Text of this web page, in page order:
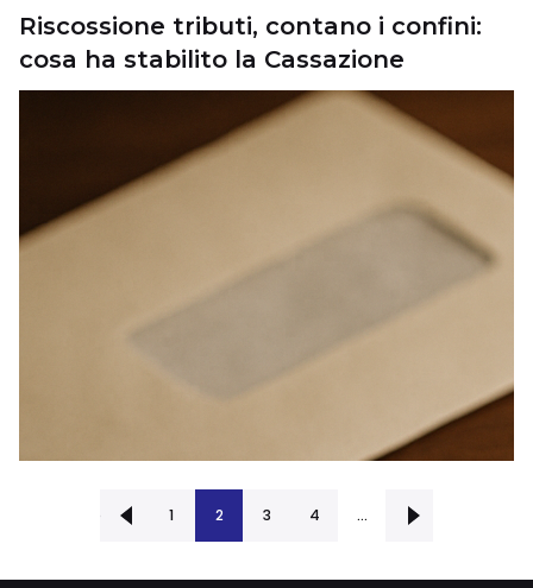
Riscossione tributi, contano i confini:
cosa ha stabilito la Cassazione
1 2 3 4 …
Successiva ›